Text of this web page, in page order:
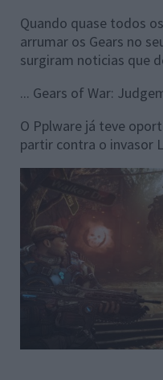
Quando quase todos
arrumar os Gears no
surgiram noticias que
... Gears of War:
O Pplware já teve
partir contra o invasor